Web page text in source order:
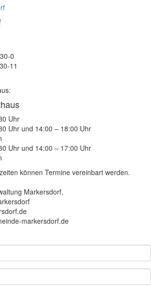
0
11
Uhr
Uhr und 14:00 – 18:00 Uhr
Uhr und 14:00 – 17:00 Uhr
können Termine vereinbart werden.
Markersdorf,
markersdorf.de